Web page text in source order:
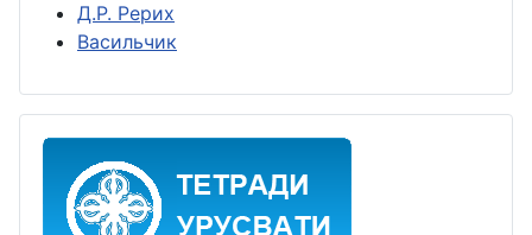
Д.Р. Рерих
Васильчик